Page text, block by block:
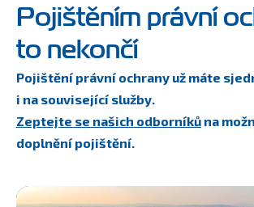
Pojištěním právní
to nekončí
Pojištění právní ochrany už máte
i na související služby.
Zeptejte se našich odborníků na
doplnění pojištění.